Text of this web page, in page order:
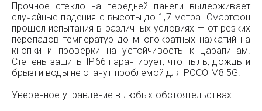
Прочное стекло на передней панели выдерживает
случайные падения с высоты до 1,7 метра. Смартфон
прошёл испытания в различных условиях — от резких
перепадов температур до многократных нажатий на
кнопки и проверки на устойчивость к царапинам.
Степень защиты IP66 гарантирует, что пыль, дождь и
брызги воды не станут проблемой для POCO M8 5G.
Уверенное управление в любых обстоятельствах